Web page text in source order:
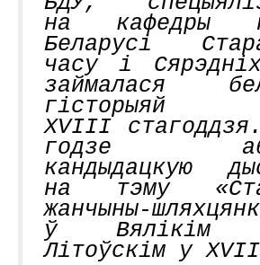
на кафедры
Беларусі
часу і
займалася
гісторыяй
XVIII
годзе
кандыдацкую
на тэму
жанчыны-
ў Вялікім
Літоўскім у